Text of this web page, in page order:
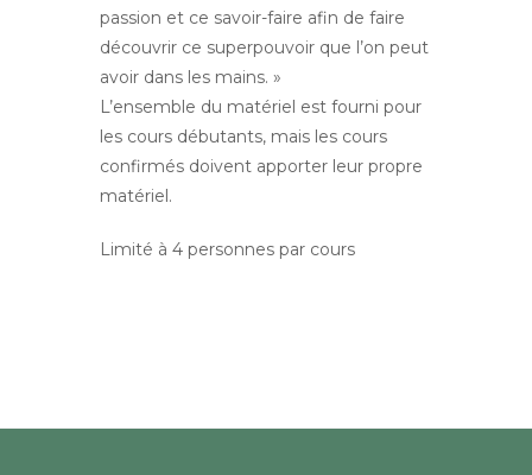
passion et ce savoir-faire afin de faire
découvrir ce superpouvoir que l’on peut
avoir dans les mains. »
L’ensemble du matériel est fourni pour
les cours débutants, mais les cours
confirmés doivent apporter leur propre
matériel.
Limité à 4 personnes par cours